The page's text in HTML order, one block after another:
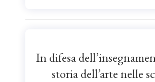
In difesa
storia dell’arte nelle